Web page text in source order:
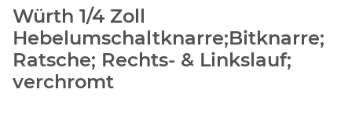
Würth 1/4 Zoll
Hebelumschaltknarre;Bitknarre;
Ratsche; Rechts- & Linkslauf;
verchromt